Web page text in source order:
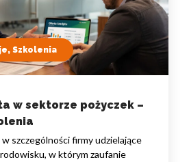
Szkolenia
w sektorze pożyczek –
szczególności firmy udzielające
w którym zaufanie